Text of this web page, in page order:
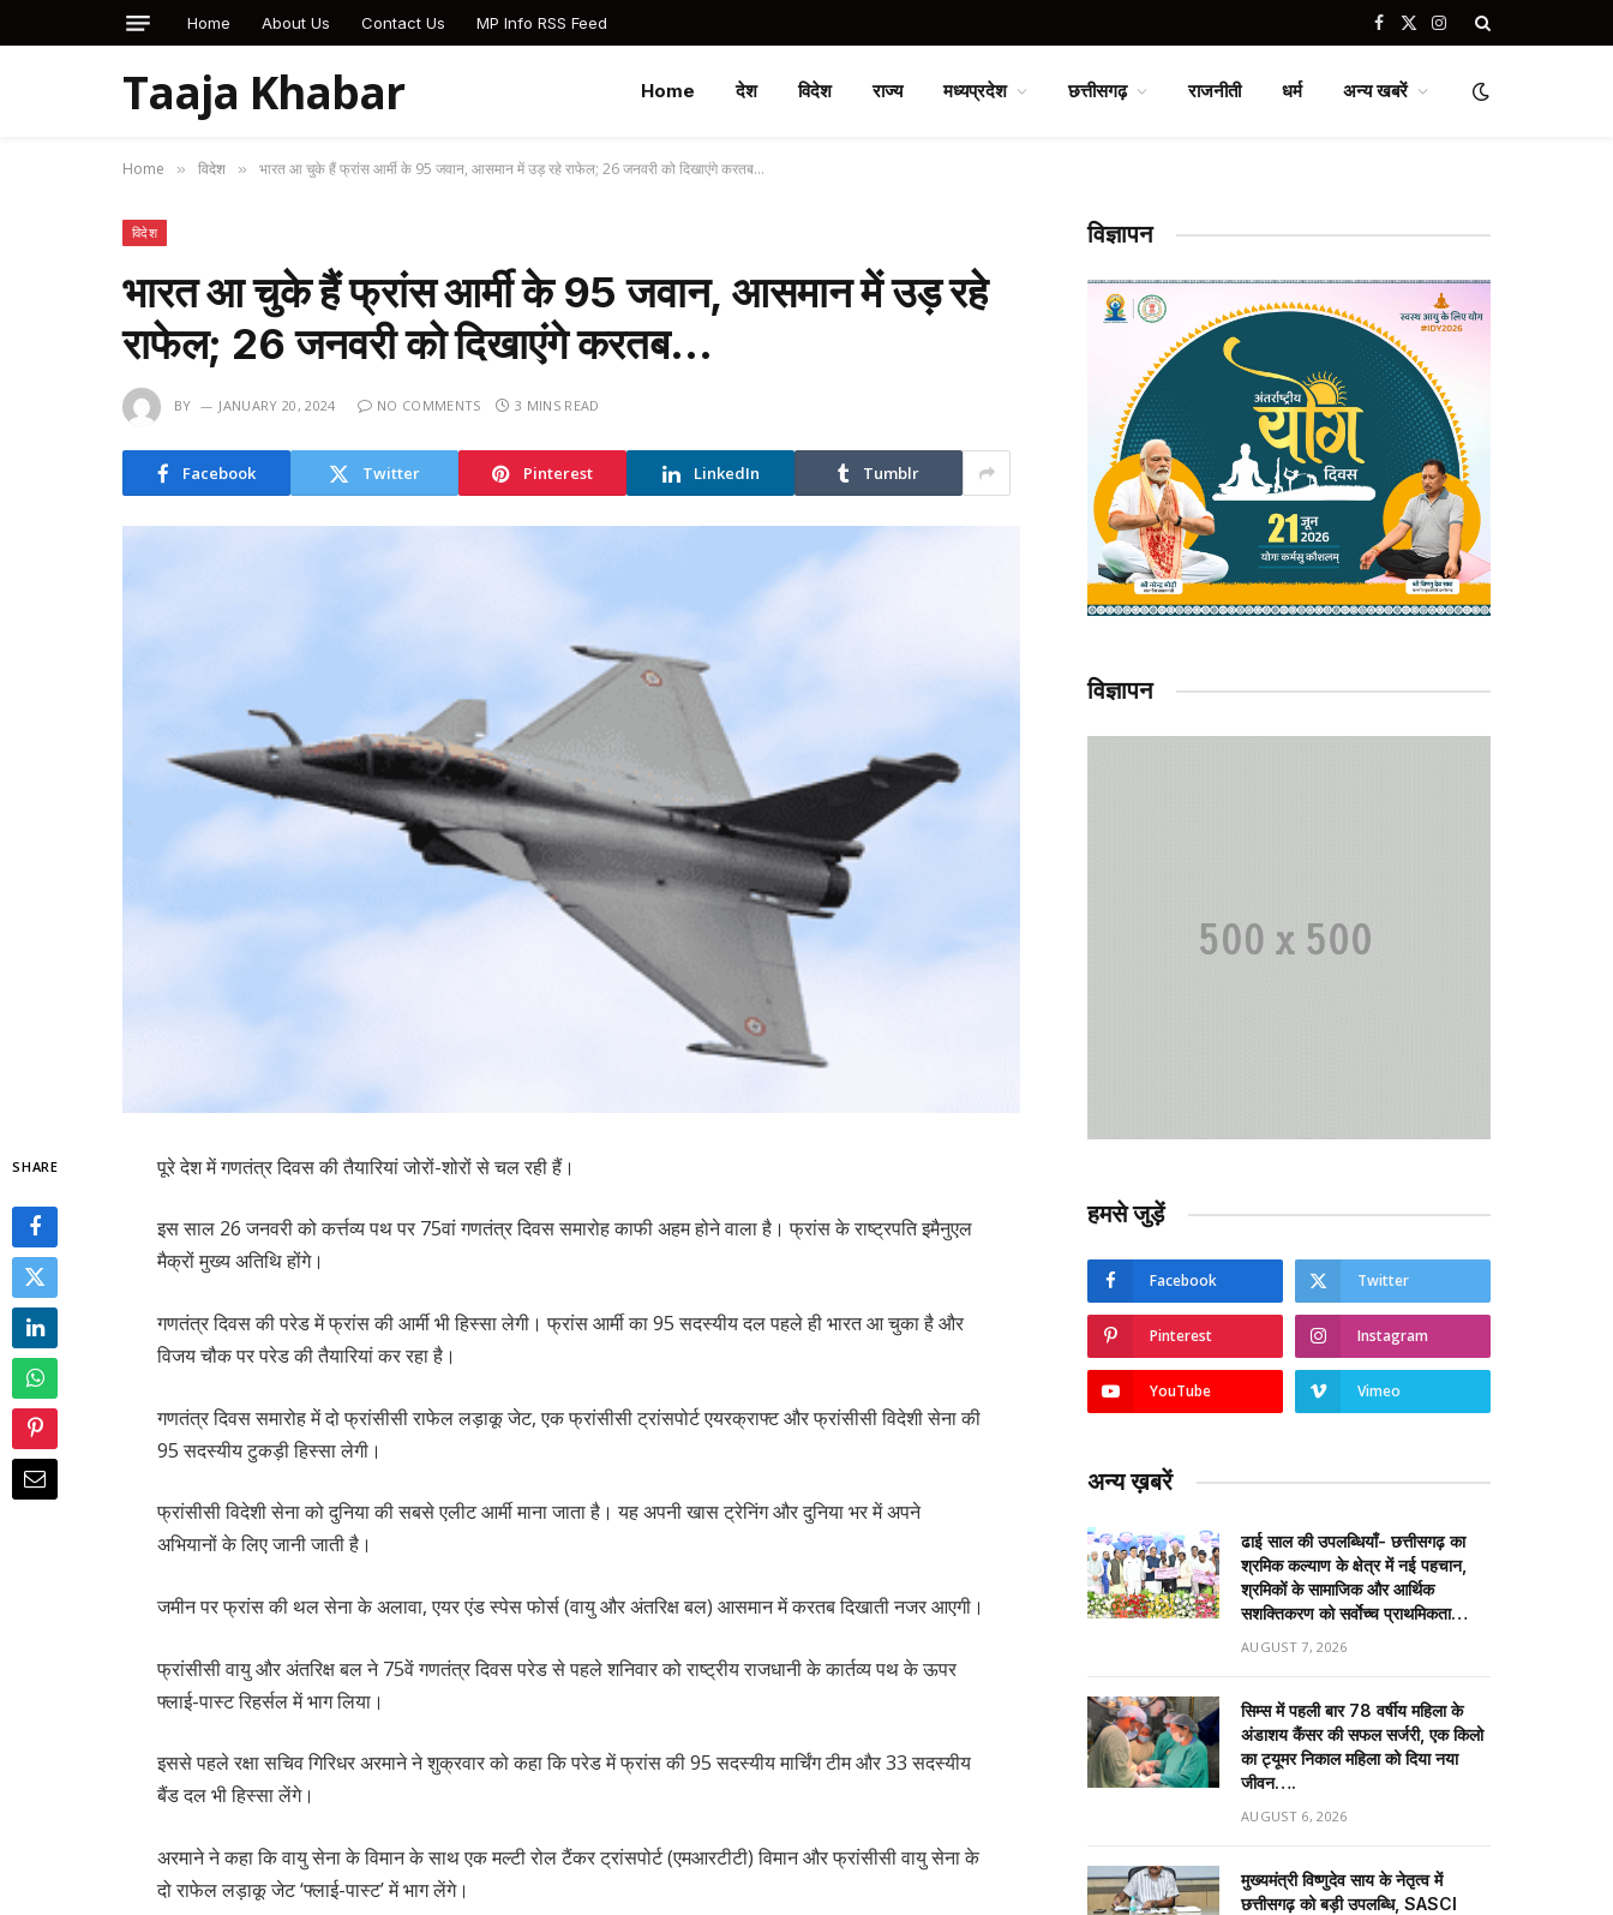
Home About Us Contact Us MP Info RSS Feed Facebook
X
Instagram
Taaja Khabar Home देश विदेश राज्य मध्यप्रदेश छत्तीसगढ़ राजनीती धर्म अन्य खबरें
Home » विदेश » भारत आ चुके हैं फ्रांस आर्मी के 95 जवान, आसमान में उड़ रहे राफेल; 26 जनवरी को दिखाएंगे करतब…
विदेश
भारत आ चुके हैं फ्रांस आर्मी के 95 जवान, आसमान में उड़ रहे
राफेल; 26 जनवरी को दिखाएंगे करतब…
BY JANUARY 20, 2024 NO COMMENTS 3 MINS READ
Facebook Twitter Pinterest LinkedIn Tumblr
SHARE पूरे देश में गणतंत्र दिवस की तैयारियां जोरों-शोरों से चल रही हैं।
इस साल 26 जनवरी को कर्त्तव्य पथ पर 75वां गणतंत्र दिवस समारोह काफी अहम होने वाला है। फ्रांस के राष्ट्रपति इमैनुएल
मैक्रों मुख्य अतिथि होंगे।
गणतंत्र दिवस की परेड में फ्रांस की आर्मी भी हिस्सा लेगी। फ्रांस आर्मी का 95 सदस्यीय दल पहले ही भारत आ चुका है और
विजय चौक पर परेड की तैयारियां कर रहा है।
गणतंत्र दिवस समारोह में दो फ्रांसीसी राफेल लड़ाकू जेट, एक फ्रांसीसी ट्रांसपोर्ट एयरक्राफ्ट और फ्रांसीसी विदेशी सेना की
95 सदस्यीय टुकड़ी हिस्सा लेगी।
फ्रांसीसी विदेशी सेना को दुनिया की सबसे एलीट आर्मी माना जाता है। यह अपनी खास ट्रेनिंग और दुनिया भर में अपने
अभियानों के लिए जानी जाती है।
जमीन पर फ्रांस की थल सेना के अलावा, एयर एंड स्पेस फोर्स (वायु और अंतरिक्ष बल) आसमान में करतब दिखाती नजर आएगी।
फ्रांसीसी वायु और अंतरिक्ष बल ने 75वें गणतंत्र दिवस परेड से पहले शनिवार को राष्ट्रीय राजधानी के कार्तव्य पथ के ऊपर
फ्लाई-पास्ट रिहर्सल में भाग लिया।
इससे पहले रक्षा सचिव गिरिधर अरमाने ने शुक्रवार को कहा कि परेड में फ्रांस की 95 सदस्यीय मार्चिंग टीम और 33 सदस्यीय
बैंड दल भी हिस्सा लेंगे।
अरमाने ने कहा कि वायु सेना के विमान के साथ एक मल्टी रोल टैंकर ट्रांसपोर्ट (एमआरटीटी) विमान और फ्रांसीसी वायु सेना के
दो राफेल लड़ाकू जेट ‘फ्लाई-पास्ट’ में भाग लेंगे।
विज्ञापन
विज्ञापन
हमसे जुड़ें
Facebook Twitter
Pinterest Instagram
YouTube Vimeo
अन्य ख़बरें
ढाई साल की उपलब्धियाँ- छत्तीसगढ़ का
श्रमिक कल्याण के क्षेत्र में नई पहचान,
श्रमिकों के सामाजिक और आर्थिक
सशक्तिकरण को सर्वाेच्च प्राथमिकता…
AUGUST 7, 2026
सिम्स में पहली बार 78 वर्षीय महिला के
अंडाशय कैंसर की सफल सर्जरी, एक किलो
का ट्यूमर निकाल महिला को दिया नया
जीवन….
AUGUST 6, 2026
मुख्यमंत्री विष्णुदेव साय के नेतृत्व में
छत्तीसगढ़ को बड़ी उपलब्धि, SASCI